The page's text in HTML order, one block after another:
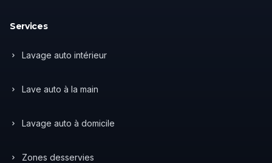
Services
Lavage auto intérieur
Lave auto à la main
Lavage auto à domicile
Zones desservies